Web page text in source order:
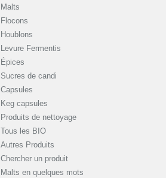
Malts
Flocons
Houblons
Levure Fermentis
Épices
Sucres de candi
Capsules
Keg capsules
Produits de nettoyage
Tous les BIO
Autres Produits
Chercher un produit
Malts en quelques mots